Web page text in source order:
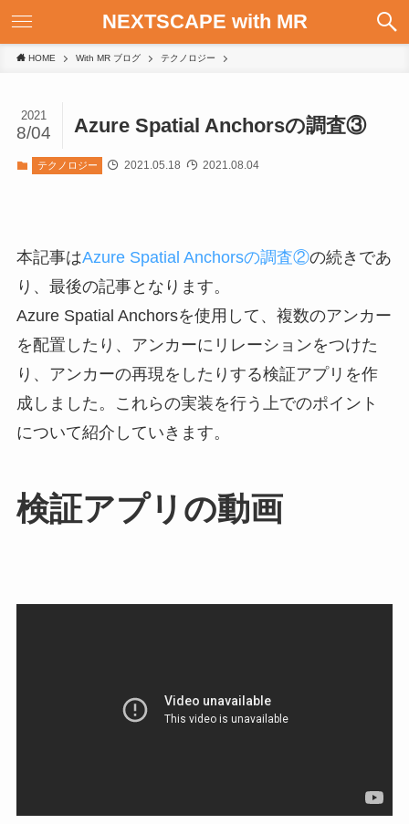
NEXTSCAPE with MR
HOME With MR ブログ テクノロジー
Azure Spatial Anchorsの調査③
2021
8/04
テクノロジー 2021.05.18 2021.08.04
本記事はAzure Spatial Anchorsの調査②の続きであ
り、最後の記事となります。
Azure Spatial Anchorsを使用して、複数のアンカー
を配置したり、アンカーにリレーションをつけた
り、アンカーの再現をしたりする検証アプリを作
成しました。これらの実装を行う上でのポイント
について紹介していきます。
検証アプリの動画